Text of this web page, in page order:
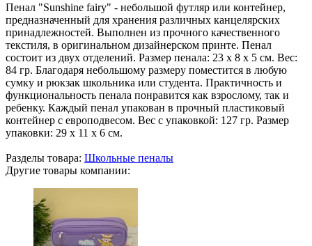
Пенал "Sunshine fairy" - небольшой футляр или контейнер,
предназначенный для хранения различных канцелярских
принадлежностей. Выполнен из прочного качественного
текстиля, в оригинальном дизайнерском принте. Пенал
состоит из двух отделений. Размер пенала: 23 х 8 х 5 см. Вес:
84 гр. Благодаря небольшому размеру поместится в любую
сумку и рюкзак школьника или студента. Практичность и
функциональность пенала понравится как взрослому, так и
ребенку. Каждый пенал упакован в прочный пластиковый
контейнер с европодвесом. Вес с упаковкой: 127 гр. Размер
упаковки: 29 х 11 х 6 см.
Разделы товара: Школьные пеналы
Другие товары компании: